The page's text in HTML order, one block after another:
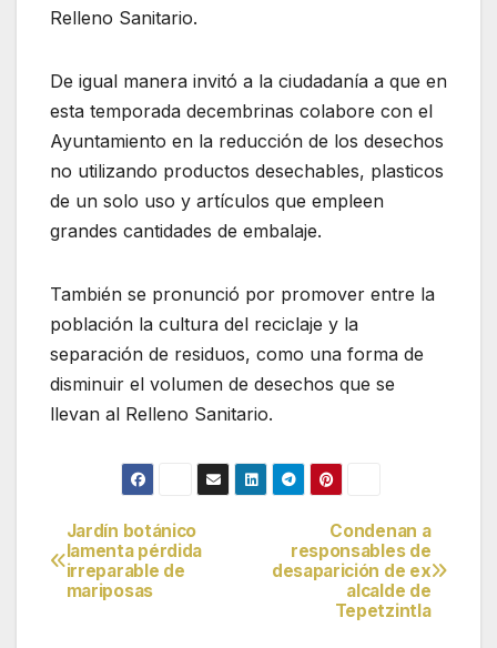
Relleno Sanitario.
De igual manera invitó a la ciudadanía a que en
esta temporada decembrinas colabore con el
Ayuntamiento en la reducción de los desechos
no utilizando productos desechables, plasticos
de un solo uso y artículos que empleen
grandes cantidades de embalaje.
También se pronunció por promover entre la
población la cultura del reciclaje y la
separación de residuos, como una forma de
disminuir el volumen de desechos que se
llevan al Relleno Sanitario.
Navegación
de
Condenan a
responsables de
desaparición de ex
alcalde de
Tepetzintla
Jardín botánico
lamenta pérdida
irreparable de
mariposas